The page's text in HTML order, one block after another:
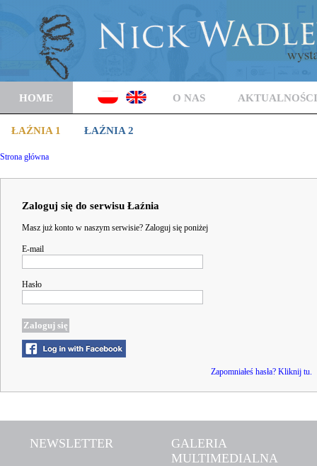
HOME O NAS AKTUALNOŚCI
Strona główna
ŁAŹNIA 1 ŁAŹNIA 2
Zaloguj się do serwisu Łaźnia
Masz już konto w naszym serwisie? Zaloguj się poniżej
E-mail
Hasło
Zapomniałeś hasła? Kliknij tu.
NEWSLETTER
GALERIA
MULTIMEDIALNA